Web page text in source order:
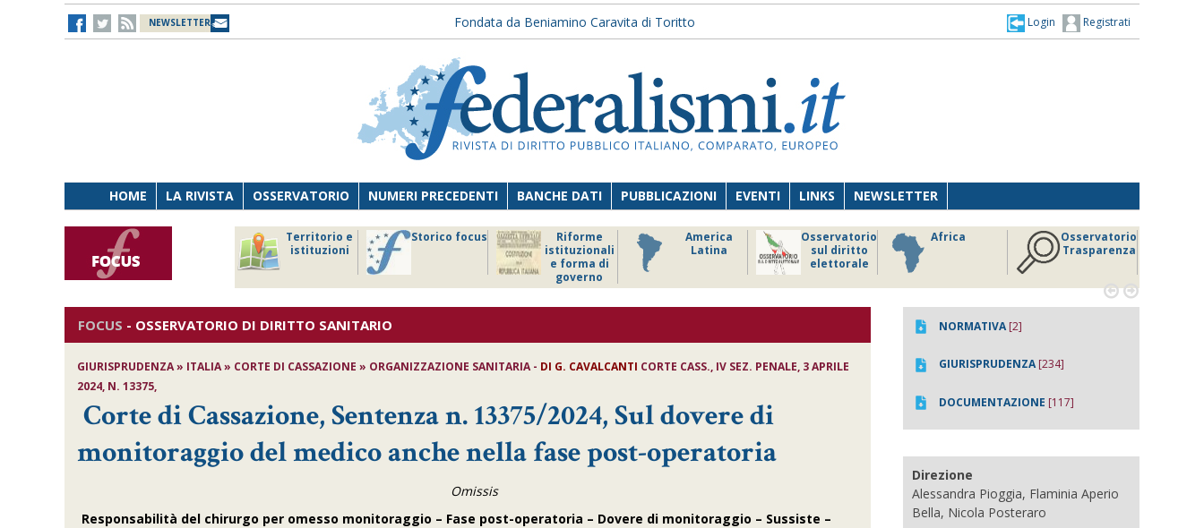
NEWSLETTER Fondata da Beniamino Caravita di Toritto Registrati
Login
HOME LA RIVISTA OSSERVATORIO NUMERI PRECEDENTI BANCHE DATI PUBBLICAZIONI EVENTI LINKS NEWSLETTER
Territorio e
istituzioni
Storico focus
Riforme
istituzionali
e forma di
governo
America
Latina
Osservatorio
sul diritto
elettorale
Africa
Osservatorio
Trasparenza
 
FOCUS - OSSERVATORIO DI DIRITTO SANITARIO
GIURISPRUDENZA » ITALIA » CORTE DI CASSAZIONE » ORGANIZZAZIONE SANITARIA - DI G. CAVALCANTI CORTE CASS., IV SEZ. PENALE, 3 APRILE
2024, N. 13375,
Corte di Cassazione, Sentenza n. 13375/2024, Sul dovere di
monitoraggio del medico anche nella fase post-operatoria
Omissis
Responsabilità del chirurgo per omesso monitoraggio – Fase post-operatoria – Dovere di monitoraggio – Sussiste –
NORMATIVA[2]
GIURISPRUDENZA[234]
DOCUMENTAZIONE [117]
Direzione
Alessandra Pioggia, Flaminia Aperio
Bella, Nicola Posteraro